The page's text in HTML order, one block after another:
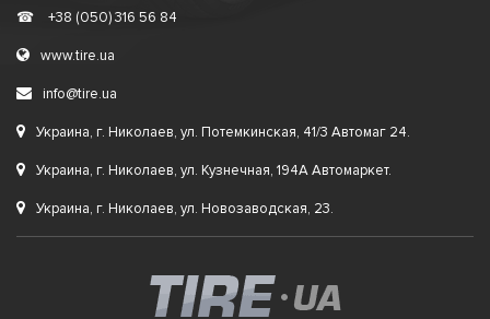
☎ +38 (050) 316 56 84
www.tire.ua
info@tire.ua
Украина, г. Николаев, ул. Потемкинская, 41/3 Автомаг 24.
Украина, г. Николаев, ул. Кузнечная, 194А Автомаркет.
Украина, г. Николаев, ул. Новозаводская, 23.